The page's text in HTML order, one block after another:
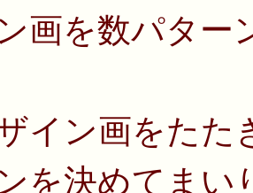
画を数パター
イン画をたた
を決めてまい